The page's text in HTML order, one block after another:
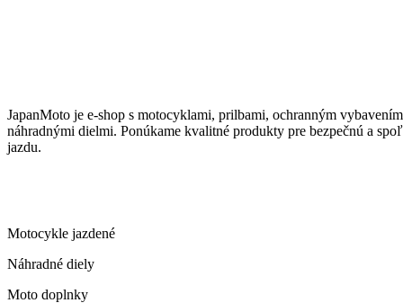
JapanMoto je e-shop s motocyklami, prilbami, ochranným
náhradnými dielmi. Ponúkame kvalitné produkty pre bezpečnú a
jazdu.
Motocykle jazdené
Náhradné diely
Moto doplnky